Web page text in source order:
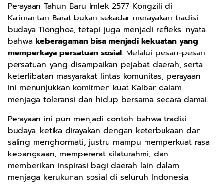
Perayaan Tahun Baru Imlek 2577 Kongzili di
Kalimantan Barat bukan sekadar merayakan tradisi
budaya Tionghoa, tetapi juga menjadi refleksi nyata
bahwa keberagaman bisa menjadi kekuatan yang
memperkaya persatuan sosial. Melalui pesan-pesan
persatuan yang disampaikan pejabat daerah, serta
keterlibatan masyarakat lintas komunitas, perayaan
ini menunjukkan komitmen kuat Kalbar dalam
menjaga toleransi dan hidup bersama secara damai.
Perayaan ini pun menjadi contoh bahwa tradisi
budaya, ketika dirayakan dengan keterbukaan dan
saling menghormati, justru mampu memperkuat rasa
kebangsaan, mempererat silaturahmi, dan
memberikan inspirasi bagi daerah lain dalam
menjaga kerukunan sosial di seluruh Indonesia.